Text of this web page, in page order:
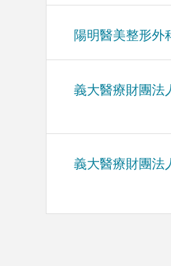
陽明醫美整形外
義大醫療財團法
義大醫療財團法